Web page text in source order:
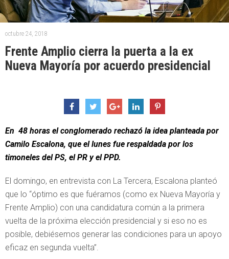
octubre 24, 2018
Frente Amplio cierra la puerta a la ex
Nueva Mayoría por acuerdo presidencial
En 48 horas el conglomerado rechazó la idea planteada por
Camilo Escalona, que el lunes fue respaldada por los
timoneles del PS, el PR y el PPD.
El domingo, en entrevista con La Tercera, Escalona planteó
que lo “óptimo es que fuéramos (como ex Nueva Mayoría y
Frente Amplio) con una candidatura común a la primera
vuelta de la próxima elección presidencial y si eso no es
posible, debiésemos generar las condiciones para un apoyo
eficaz en segunda vuelta”.